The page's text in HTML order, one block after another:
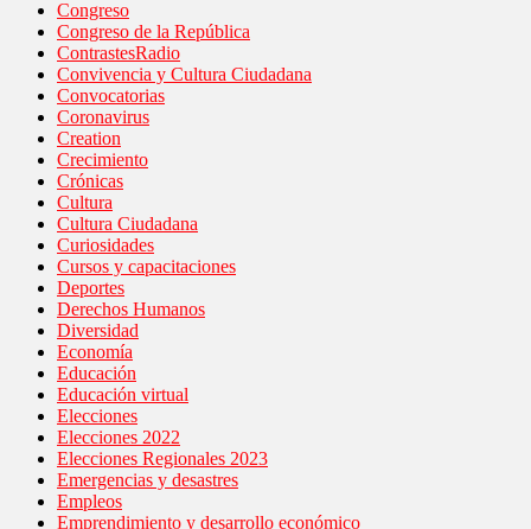
Congreso
Congreso de la República
ContrastesRadio
Convivencia y Cultura Ciudadana
Convocatorias
Coronavirus
Creation
Crecimiento
Crónicas
Cultura
Cultura Ciudadana
Curiosidades
Cursos y capacitaciones
Deportes
Derechos Humanos
Diversidad
Economía
Educación
Educación virtual
Elecciones
Elecciones 2022
Elecciones Regionales 2023
Emergencias y desastres
Empleos
Emprendimiento y desarrollo económico